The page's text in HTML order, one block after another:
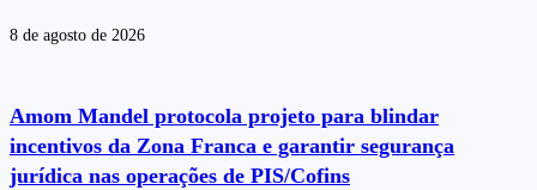
8 de agosto de 2026
Amom Mandel protocola projeto para blindar
incentivos da Zona Franca e garantir segurança
jurídica nas operações de PIS/Cofins